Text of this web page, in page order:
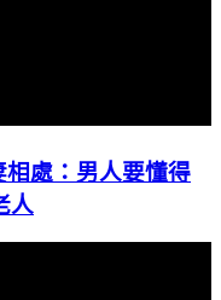
相處：男人要懂得
人